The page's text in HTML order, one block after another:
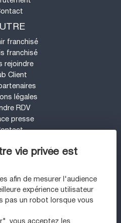
vie privée est
afin de mesurer l'audience
expérience utilisateur
un robot lorsque vous
franchisé
franchisé
rejoindre
Client
légales
RDV
presse
d'honoraires
SUR LE SECTEUR
- BASTILLE ?
à Paris 11ème
à Paris 20ème
à Sartrouville